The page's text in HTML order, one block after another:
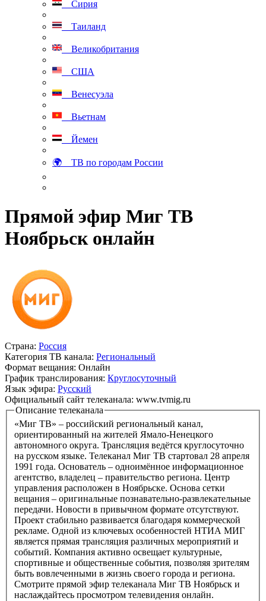
Сирия
Таиланд
Великобритания
США
Венесуэла
Вьетнам
Йемен
🌍 ТВ по городам России
Прямой эфир Миг ТВ
Ноябрьск онлайн
Страна: Россия
Категория ТВ канала: Региональный
Формат вещания: Онлайн
График транслирования: Круглосуточный
Язык эфира: Русский
Официальный сайт телеканала: www.tvmig.ru
Описание телеканала
«Миг ТВ» – российский региональный канал,
ориентированный на жителей Ямало-Ненецкого
автономного округа. Трансляция ведётся круглосуточно
на русском языке. Телеканал Миг ТВ стартовал 28 апреля
1991 года. Основатель – одноимённое информационное
агентство, владелец – правительство региона. Центр
управления расположен в Ноябрьске. Основа сетки
вещания – оригинальные познавательно-развлекательные
передачи. Новости в привычном формате отсутствуют.
Проект стабильно развивается благодаря коммерческой
рекламе. Одной из ключевых особенностей НТИА МИГ
является прямая трансляция различных мероприятий и
событий. Компания активно освещает культурные,
спортивные и общественные события, позволяя зрителям
быть вовлеченными в жизнь своего города и региона.
Смотрите прямой эфир телеканала Миг ТВ Ноябрьск и
наслаждайтесь просмотром телевидения онлайн.